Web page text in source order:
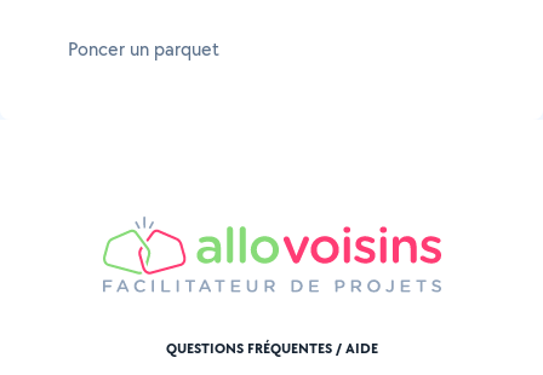
Poncer un parquet
QUESTIONS FRÉQUENTES / AIDE